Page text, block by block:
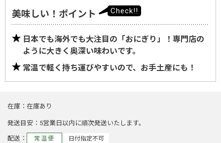
美味しい！ポイント
日本でも海外でも大注目の「おにぎり」！専門店の
ように大きく奥深い味わいです。
常温で軽く持ち運びやすいので、お手土産にも！
在庫 在庫あり
発送目安 5営業日以内に順次発送いたします。
配送 常温便 日付指定不可